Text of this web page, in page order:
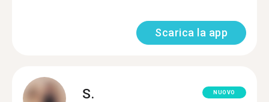
Scarica la app
S. NUOVO